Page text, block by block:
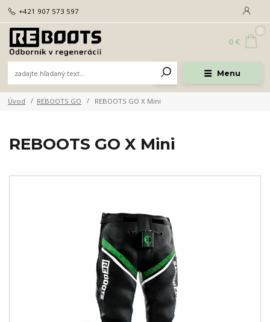
Menu
+421 907 573 597
0
0 €
Úvod REBOOTS GO REBOOTS GO X Mini
REBOOTS GO X Mini